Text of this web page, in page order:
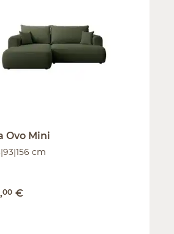
Ovo Mini
cm
,00 €